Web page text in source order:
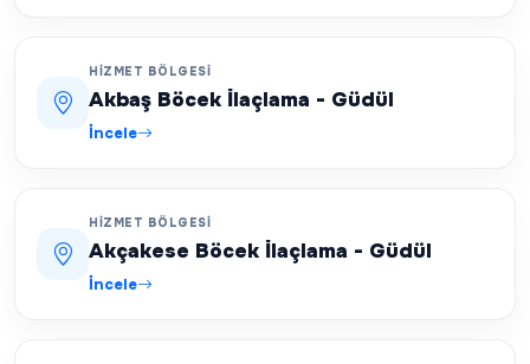
HIZMET BÖLGESI
Akbaş Böcek İlaçlama - Güdül
İncele
HIZMET BÖLGESI
Akçakese Böcek İlaçlama - Güdül
İncele